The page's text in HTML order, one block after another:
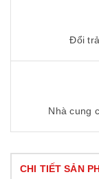
Đổi
Nhà cung
CHI TIẾT SẢN